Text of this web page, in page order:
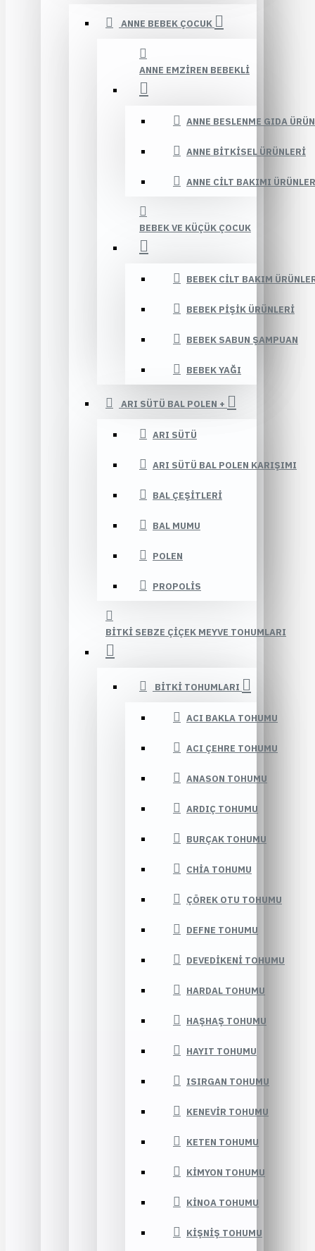
ANNE BEBEK ÇOCUK
ANNE EMZIREN BEBEKLI
ANNE BESLENME GIDA
ANNE BITKISEL ÜRÜNLERI
ANNE CILT BAKIMI
BEBEK VE KÜÇÜK ÇOCUK
BEBEK CILT BAKIM
BEBEK PIŞIK ÜRÜNLERI
BEBEK SABUN ŞAMPUAN
BEBEK YAĞI
ARI SÜTÜ BAL POLEN +
ARI SÜTÜ
ARI SÜTÜ BAL POLEN KARIŞIMI
BAL ÇEŞITLERI
BAL MUMU
POLEN
PROPOLIS
BITKI SEBZE ÇIÇEK MEYVE TOHUMLARI
BITKI TOHUMLARI
ACI BAKLA TOHUMU
ACI ÇEHRE TOHUMU
ANASON TOHUMU
ARDIÇ TOHUMU
BURÇAK TOHUMU
CHIA TOHUMU
ÇÖREK OTU TOHUMU
DEFNE TOHUMU
DEVEDIKENI TOHUMU
HARDAL TOHUMU
HAŞHAŞ TOHUMU
HAYIT TOHUMU
ISIRGAN TOHUMU
KENEVIR TOHUMU
KETEN TOHUMU
KIMYON TOHUMU
KINOA TOHUMU
KIŞNIŞ TOHUMU